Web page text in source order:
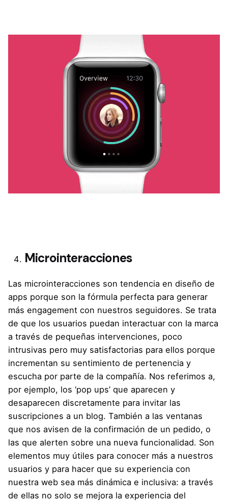
Microinteracciones
Las microinteracciones son tendencia en diseño de
apps porque son la fórmula perfecta para generar
más engagement con nuestros seguidores. Se trata
de que los usuarios puedan interactuar con la marca
a través de pequeñas intervenciones, poco
intrusivas pero muy satisfactorias para ellos porque
incrementan su sentimiento de pertenencia y
escucha por parte de la compañía. Nos referimos a,
por ejemplo, los ‘pop ups’ que aparecen y
desaparecen discretamente para invitar las
suscripciones a un blog. También a las ventanas
que nos avisen de la confirmación de un pedido, o
las que alerten sobre una nueva funcionalidad. Son
elementos muy útiles para conocer más a nuestros
usuarios y para hacer que su experiencia con
nuestra web sea más dinámica e inclusiva: a través
de ellas no solo se mejora la experiencia del